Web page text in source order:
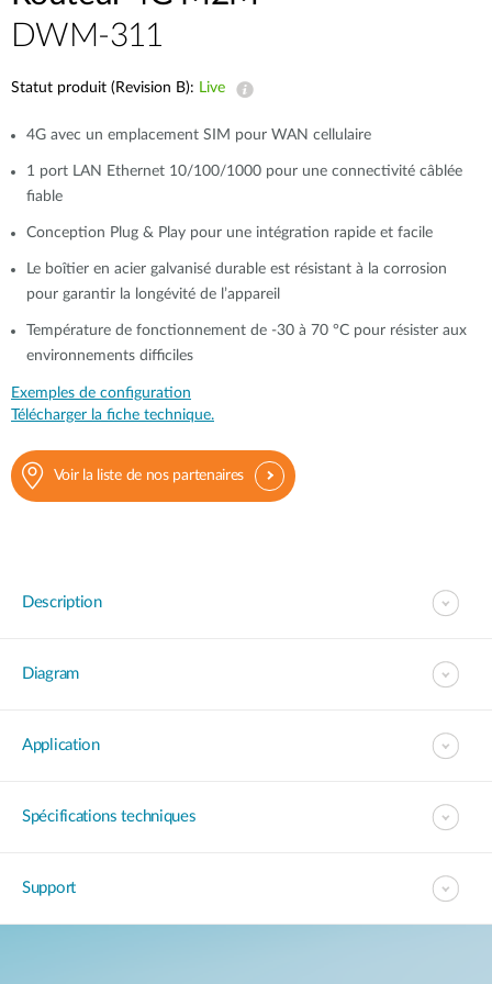
DWM-311
Statut produit (Revision B): Live
4G avec un emplacement SIM pour WAN cellulaire
1 port LAN Ethernet 10/100/1000 pour une connectivité câblée
fiable
Conception Plug & Play pour une intégration rapide et facile
Le boîtier en acier galvanisé durable est résistant à la corrosion
pour garantir la longévité de l’appareil
Température de fonctionnement de -30 à 70 °C pour résister aux
environnements difficiles
Exemples de configuration
Télécharger la fiche technique.
Voir la liste de nos partenaires
Description
Diagram
Application
Spécifications techniques
Support